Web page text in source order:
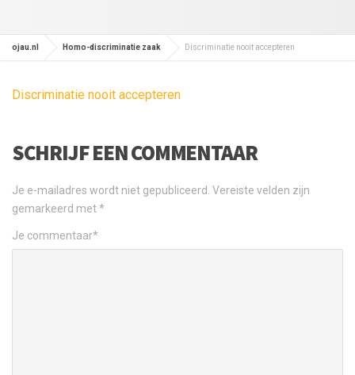
ojau.nl Homo-discriminatie zaak Discriminatie nooit accepteren
Discriminatie nooit accepteren
SCHRIJF EEN COMMENTAAR
Je e-mailadres wordt niet gepubliceerd. Vereiste velden zijn
gemarkeerd met*
Je commentaar*